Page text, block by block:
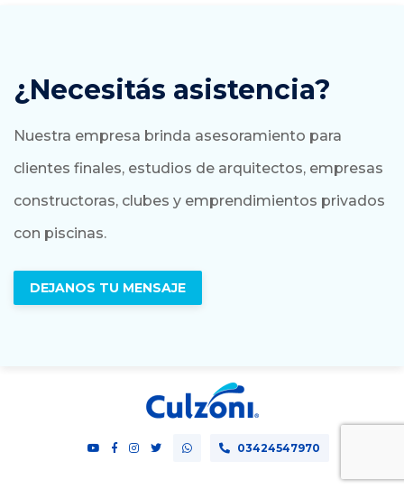
¿Necesitás asistencia?
Nuestra empresa brinda asesoramiento para
clientes finales, estudios de arquitectos, empresas
constructoras, clubes y emprendimientos privados
con piscinas.
DEJANOS TU MENSAJE
03424547970